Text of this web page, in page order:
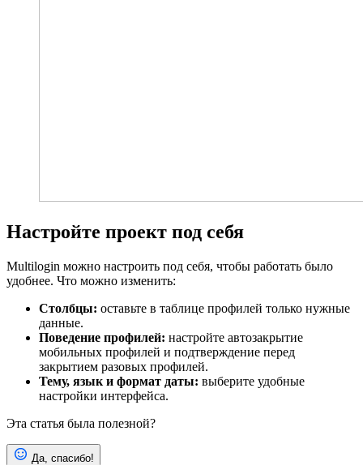
Настройте проект под себя
Multilogin можно настроить под себя, чтобы работать было
удобнее. Что можно изменить:
Столбцы: оставьте в таблице профилей только нужные
данные.
Поведение профилей: настройте автозакрытие
мобильных профилей и подтверждение перед
закрытием разовых профилей.
Тему, язык и формат даты: выберите удобные
настройки интерфейса.
Эта статья была полезной?
Да, спасибо!